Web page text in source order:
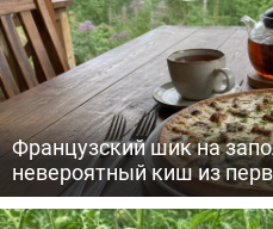
Французский шик на
невероятный киш из